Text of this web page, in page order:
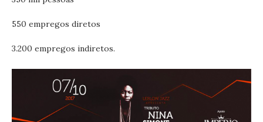
550 empregos diretos
3.200 empregos indiretos.